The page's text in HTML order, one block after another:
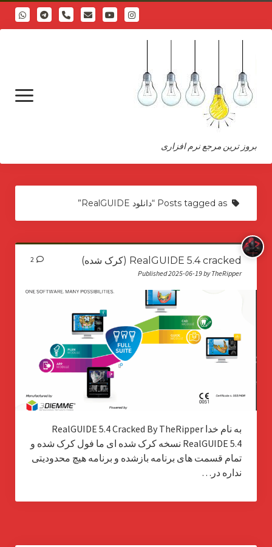
phone
بروز ترین مرجع نرم افزاری
open
menu
about
RealGUIDE 5.4 cracked (کرک شده)
Published 2025-06-19 by TheRipper
2
به نام خدا RealGUIDE 5.4 Cracked By TheRipper
RealGUIDE 5.4 نسخه کرک شده ای ما فول کرک شده و
تمام قسمت های برنامه بازشده و برنامه هیچ محدودیتی
نداره در…